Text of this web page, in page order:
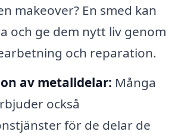
makeover? En smed kan
och ge dem nytt liv genom
och reparation.
av metalldelar: Många
också
för de delar de